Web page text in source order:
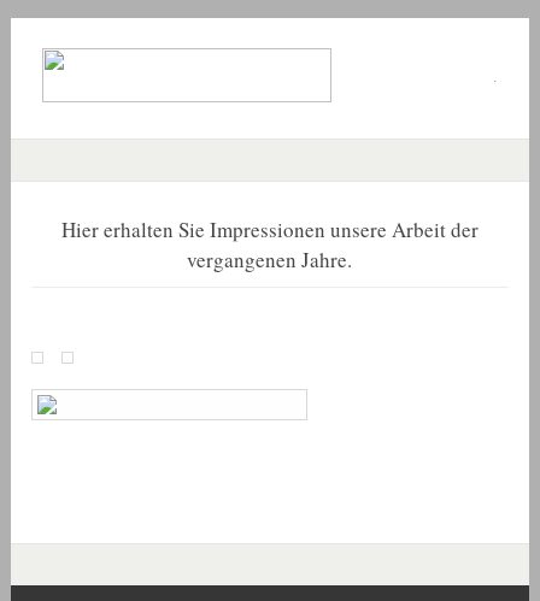
.
Hier erhalten Sie Impressionen unsere Arbeit der
vergangenen Jahre.